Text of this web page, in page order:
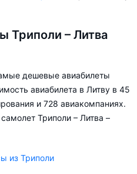
Триполи – Литва
дешевые авиабилеты
авиабилета в Литву в 45
и 728 авиакомпаниях.
Триполи – Литва –
из Триполи